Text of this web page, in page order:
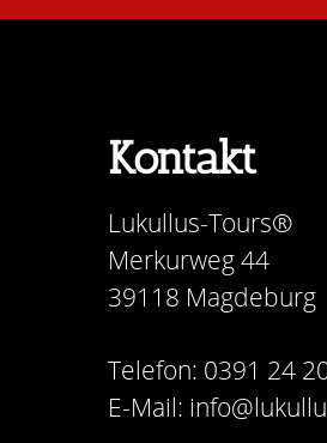
Kontakt
Lukullus-Tours®
Merkurweg 44
39118 Magdeburg
Telefon: 0391 24
E-Mail: